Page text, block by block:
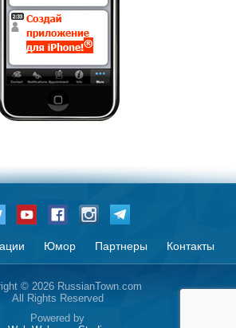
Юмор Партнеры Контакты
© 2026 RussianTown.com
All Rights Reserved
Powered by